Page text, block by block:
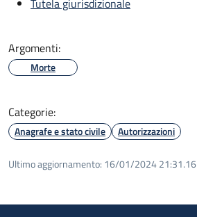
Argomenti:
Morte
Categorie:
Anagrafe e stato civile Autorizzazioni
Ultimo aggiornamento: 16/01/2024 21:31.16